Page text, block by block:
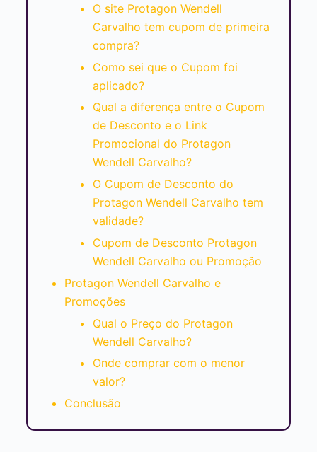
O site Protagon Wendell
Carvalho tem cupom de primeira
compra?
Como sei que o Cupom foi
aplicado?
Qual a diferença entre o Cupom
de Desconto e o Link
Promocional do Protagon
Wendell Carvalho?
O Cupom de Desconto do
Protagon Wendell Carvalho tem
validade?
Cupom de Desconto Protagon
Wendell Carvalho ou Promoção
Protagon Wendell Carvalho e
Promoções
Qual o Preço do Protagon
Wendell Carvalho?
Onde comprar com o menor
valor?
Conclusão